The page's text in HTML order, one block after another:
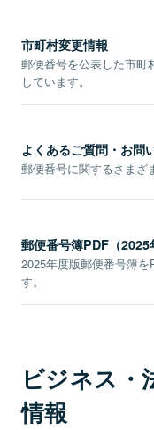
市町村変更情報
郵便番号を公表した市町
しています。
よくあるご質問・お問
郵便番号に関するさまざ
郵便番号簿PDF（2025
2025年度版郵便番号簿
す。
ビジネス・
情報